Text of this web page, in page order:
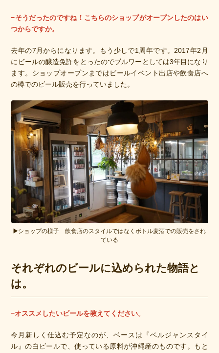
−そうだったのですね！こちらのショップがオープンしたのはい
つからですか。
去年の7月からになります。もう少しで1周年です。2017年2月
にビールの醸造免許をとったのでブルワーとしては3年目になり
ます。ショップオープンまではビールイベント出店や飲食店へ
の樽でのビール販売を行っていました。
▶️ショップの様子 飲食店のスタイルではなくボトル麦酒での販売をされ
ている
それぞれのビールに込められた物語と
は。
−オススメしたいビールを教えてください。
今月新しく仕込む予定なのが、ベースは『ベルジャンスタイ
ル』の白ビールで、使っている原料が沖縄産のものです。もと